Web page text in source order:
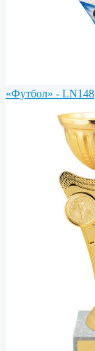
«Футбол» - LN148